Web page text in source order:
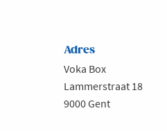
Adres
Voka Box
Lammerstraat 18
9000 Gent